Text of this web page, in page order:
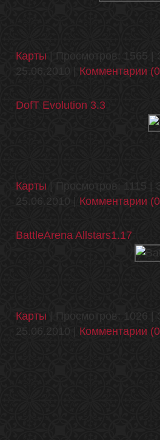
Карты | Просмотров: 1565 |
25.06.2010
Комментарии
DofT Evolution 3.3
Карты | Просмотров: 1115 |
25.06.2010
Комментарии
BattleArena Allstars1.17
Карты | Просмотров: 1026 |
25.06.2010
Комментарии